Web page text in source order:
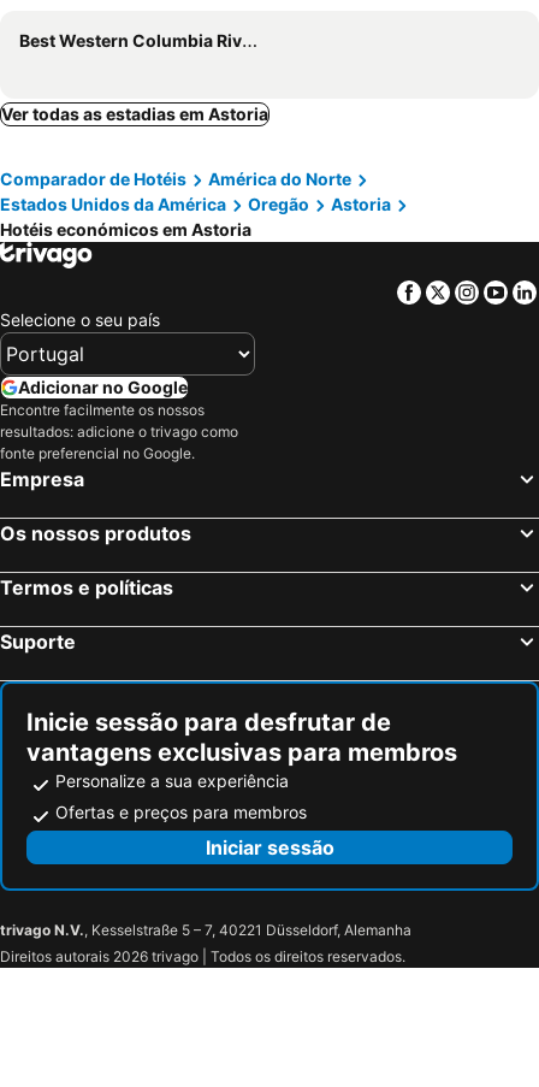
Best Western Columbia River Waterfront Hotel Astoria
Ver todas as estadias em Astoria
Comparador de Hotéis
América do Norte
Estados Unidos da América
Oregão
Astoria
Hotéis económicos em Astoria
Facebook
Twitter
Selecione o seu país
Adicionar no Google
Encontre facilmente os nossos
resultados: adicione o trivago como
fonte preferencial no Google.
Empresa
Os nossos produtos
Termos e políticas
Suporte
Inicie sessão para desfrutar de
vantagens exclusivas para membros
Personalize a sua experiência
Ofertas e preços para membros
Iniciar sessão
trivago N.V., Kesselstraße 5 – 7, 40221 Düsseldorf, Alemanha
Direitos autorais 2026 trivago | Todos os direitos reservados.